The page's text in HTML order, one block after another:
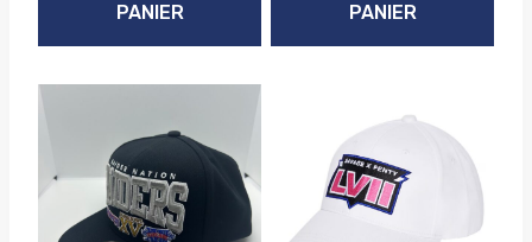
PANIER
PANIER